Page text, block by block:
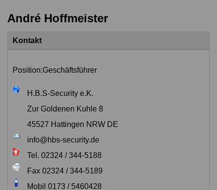
André Hoffmeister
Kontakt
Position:Geschäftsführer
H.B.S-Security e.K.
Zur Goldenen Kuhle 8
45527 Hattingen NRW DE
info@hbs-security.de
Tel. 02324 / 344-5188
Fax 02324 / 344-5189
Mobil 0173 / 5460428